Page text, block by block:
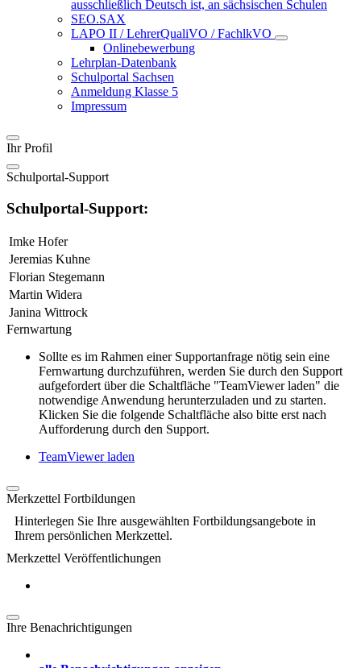
ausschließlich Deutsch ist, an sächsischen Schulen
SEO.SAX
LAPO II / LehrerQualiVO / FachlkVO
Onlinebewerbung
Lehrplan-Datenbank
Schulportal Sachsen
Anmeldung Klasse 5
Impressum
Ihr Profil
Schulportal-Support
Schulportal-Support:
Imke Hofer
Jeremias Kuhne
Florian Stegemann
Martin Widera
Janina Wittrock
Fernwartung
Sollte es im Rahmen einer Supportanfrage nötig sein eine
Fernwartung durchzuführen, werden Sie durch den Support
aufgefordert über die Schaltfläche "TeamViewer laden" die
notwendige Anwendung herunterzuladen und zu starten.
Klicken Sie die folgende Schaltfläche also bitte erst nach
Aufforderung durch den Support.
TeamViewer laden
Merkzettel Fortbildungen
Hinterlegen Sie Ihre ausgewählten Fortbildungsangebote in
Ihrem persönlichen Merkzettel.
Merkzettel Veröffentlichungen
Ihre Benachrichtigungen